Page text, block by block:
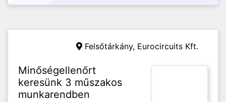
Felsőtárkány, Eurocircuits Kft.
Minőségellenőrt
keresünk 3 műszakos
munkarendben